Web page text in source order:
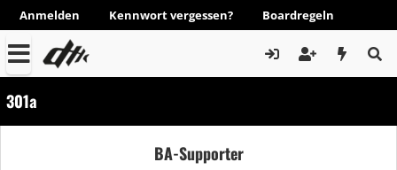
Anmelden Kennwort vergessen? Boardregeln
301a
BA-Supporter